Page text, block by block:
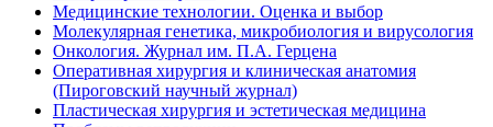
Медицинские технологии. Оценка и выбор
Молекулярная генетика, микробиология и вирусология
Онкология. Журнал им. П.А. Герцена
Оперативная хирургия и клиническая анатомия
(Пироговский научный журнал)
Пластическая хирургия и эстетическая медицина